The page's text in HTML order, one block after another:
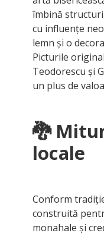
îmbină
cu influențe
lemn și o
Picturile
Teodorescu și
un plus de
🐉
locale
Conform
construită
monahale și